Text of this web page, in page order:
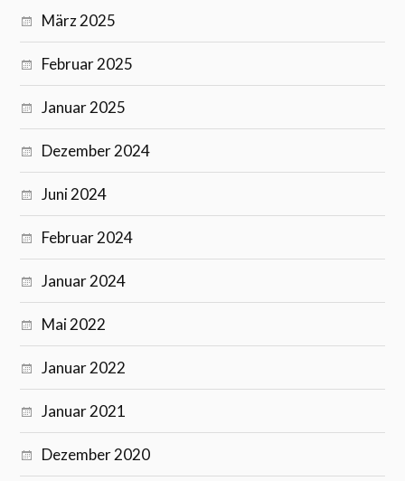
März 2025
Februar 2025
Januar 2025
Dezember 2024
Juni 2024
Februar 2024
Januar 2024
Mai 2022
Januar 2022
Januar 2021
Dezember 2020